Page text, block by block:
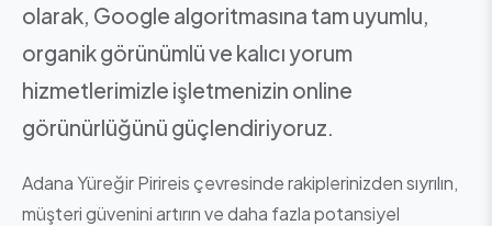
olarak, Google algoritmasına tam uyumlu,
organik görünümlü ve kalıcı yorum
hizmetlerimizle işletmenizin online
görünürlüğünü güçlendiriyoruz.
Adana Yüreğir Pirireis çevresinde rakiplerinizden sıyrılın,
müşteri güvenini artırın ve daha fazla potansiyel